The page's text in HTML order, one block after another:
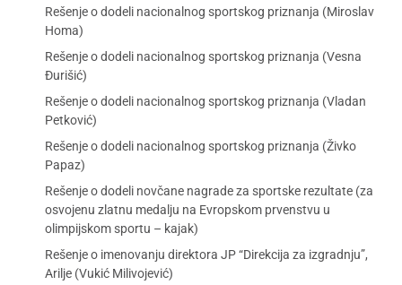
Rešenje o dodeli nacionalnog sportskog priznanja (Miroslav
Homa)
Rešenje o dodeli nacionalnog sportskog priznanja (Vesna
Đurišić)
Rešenje o dodeli nacionalnog sportskog priznanja (Vladan
Petković)
Rešenje o dodeli nacionalnog sportskog priznanja (Živko
Papaz)
Rešenje o dodeli novčane nagrade za sportske rezultate (za
osvojenu zlatnu medalju na Evropskom prvenstvu u
olimpijskom sportu – kajak)
Rešenje o imenovanju direktora JP “Direkcija za izgradnju”,
Arilje (Vukić Milivojević)